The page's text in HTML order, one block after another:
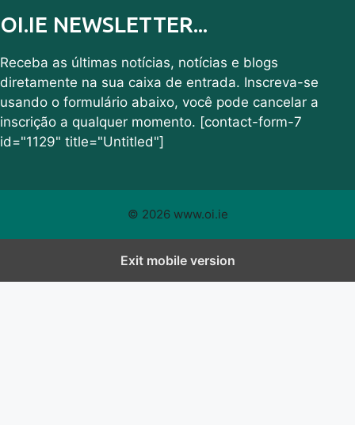
OI.IE NEWSLETTER...
Receba as últimas notícias, notícias e blogs
diretamente na sua caixa de entrada. Inscreva-se
usando o formulário abaixo, você pode cancelar a
inscrição a qualquer momento. [contact-form-7
id="1129" title="Untitled"]
© 2026 www.oi.ie
Exit mobile version